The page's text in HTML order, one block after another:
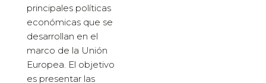
principales políticas
económicas que se
desarrollan en el
marco de la Unión
Europea. El objetivo
es presentar las